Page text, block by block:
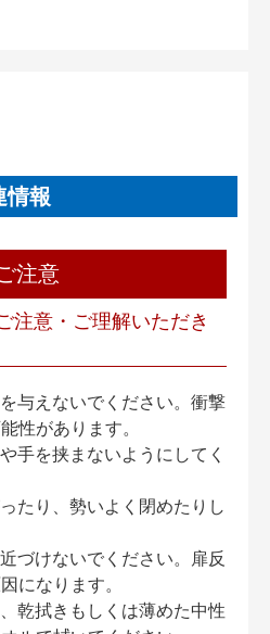
情報
注意
注意・ご理解いただき
与えないでください。衝撃
性があります。
手を挟まないようにしてく
たり、勢いよく閉めたりし
づけないでください。扉反
になります。
乾拭きもしくは薄めた中性